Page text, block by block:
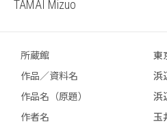
TAMAI Mizuo
所蔵館
東
作品／資料名
浜
作品名（原題）
浜
作者名
玉